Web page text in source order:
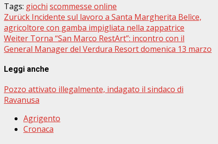
Tags: giochi scommesse online
Beitragsnavigation
Zurück Incidente sul lavoro a Santa Margherita Belìce,
agricoltore con gamba impigliata nella zappatrice
Weiter Torna “San Marco RestArt”: incontro con il
General Manager del Verdura Resort domenica 13 marzo
Leggi anche
Pozzo attivato illegalmente, indagato il sindaco di
Ravanusa
Agrigento
Cronaca